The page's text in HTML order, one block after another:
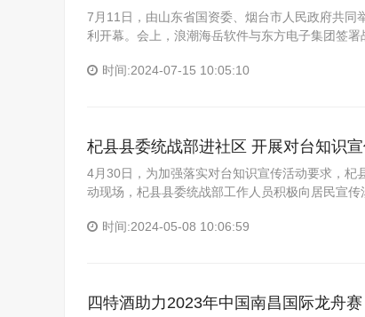
7月11日，由山东省国资委、烟台市人民政府共同
利开幕。会上，浪潮海岳软件与东方电子集团签
时间:2024-07-15 10:05:10
杞县县委统战部进社区 开展对台知识
4月30日，为加强落实对台知识宣传活动要求，
动现场，杞县县委统战部工作人员积极向居民宣
时间:2024-05-08 10:06:59
四特酒助力2023年中国南昌国际龙舟